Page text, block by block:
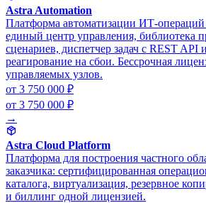
Astra Automation
Платформа автоматизации ИТ-операций
единый центр управления, библиотека
сценариев, диспетчер задач с REST API
реагирование на сбои. Бессрочная
управляемых узлов.
от 3 750 000 ₽
от 3 750 000 ₽
→
Astra Cloud Platform
Платформа для построения частного
заказчика: сертифицированная
каталога, виртуализация, резервное
и биллинг одной лицензией.